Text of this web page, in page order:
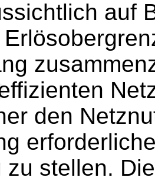
auf
den
zu stellen.